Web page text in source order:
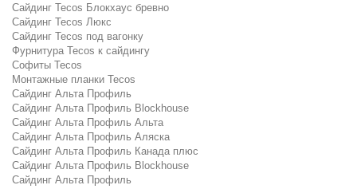
Сайдинг Tecos Блокхаус бревно
Сайдинг Tecos Люкс
Сайдинг Tecos под вагонку
Фурнитура Tecos к сайдингу
Софиты Tecos
Монтажные планки Tecos
Сайдинг Альта Профиль
Сайдинг Альта Профиль Blockhouse
Сайдинг Альта Профиль Альта
Сайдинг Альта Профиль Аляска
Сайдинг Альта Профиль Канада плюс
Сайдинг Альта Профиль Blockhouse
Сайдинг Альта Профиль